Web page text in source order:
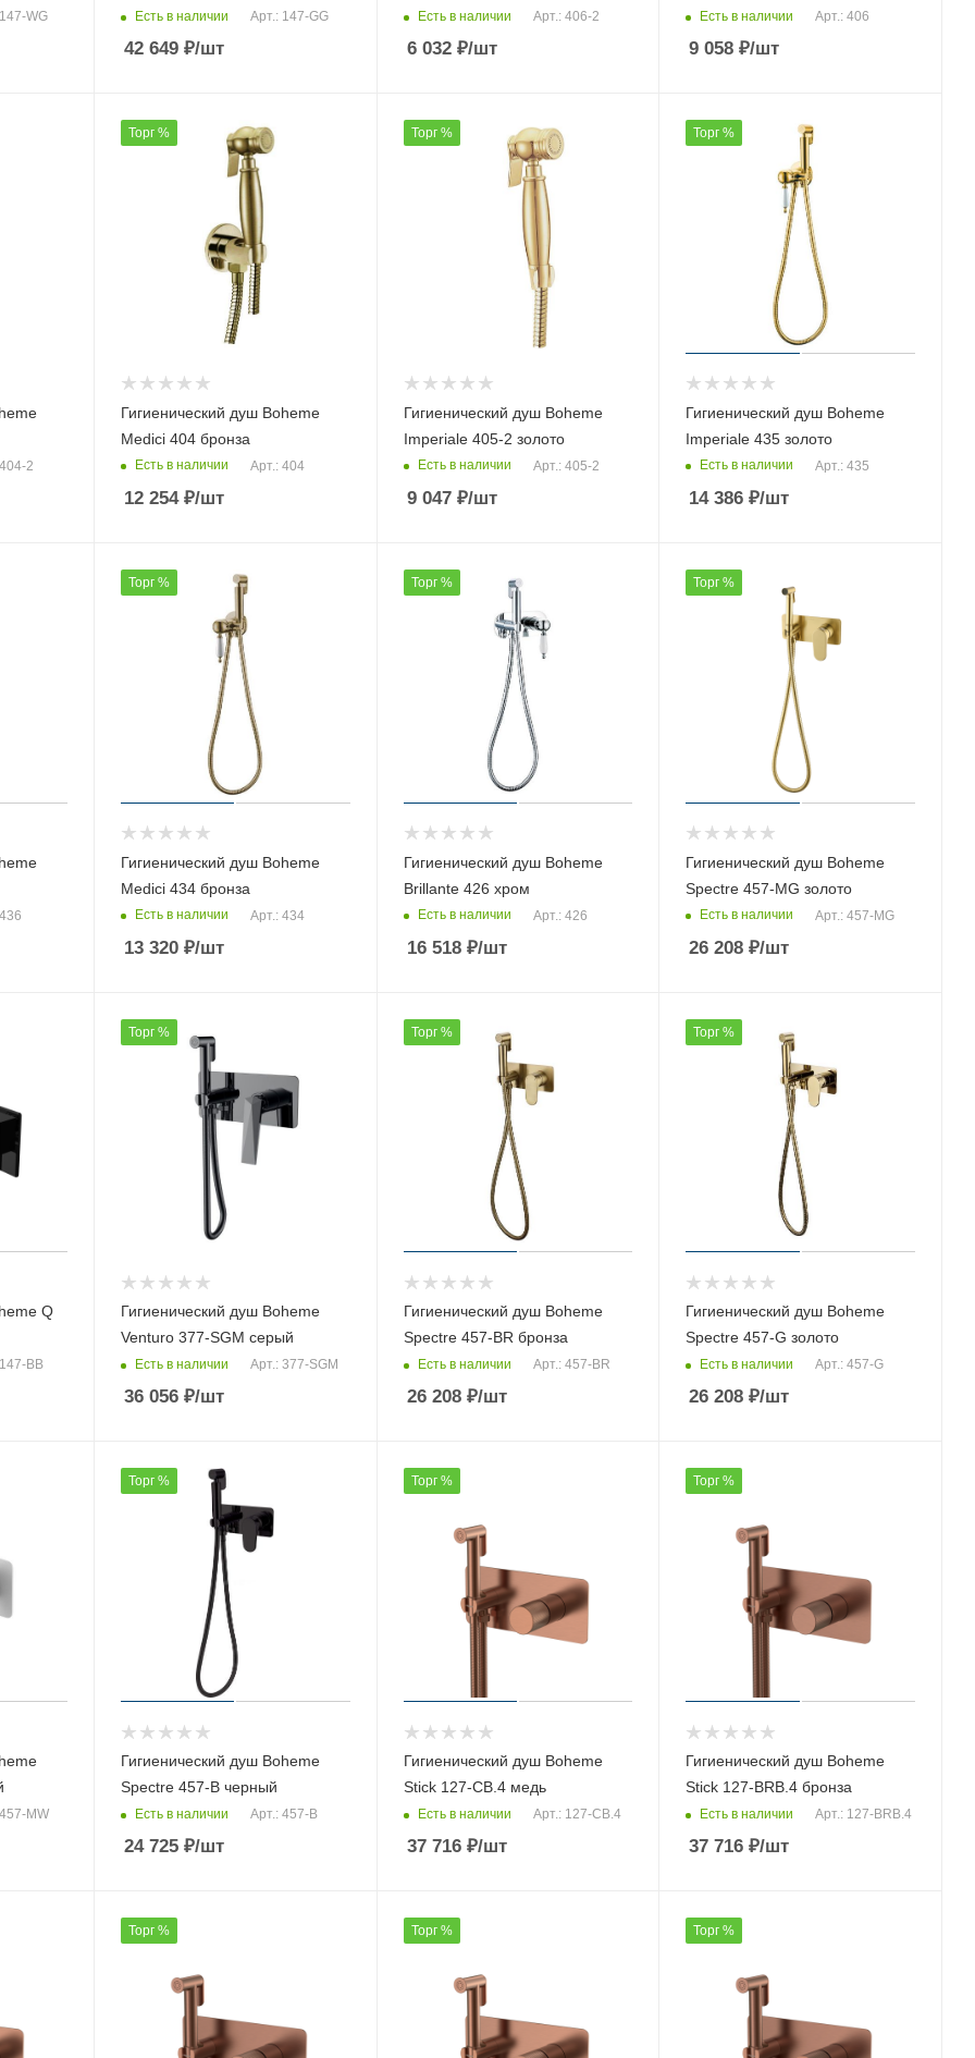
WG Есть в наличии Арт.: 147-GG
42 649₽/шт
Есть в наличии Арт.: 406-2
6 032₽/шт
Есть в наличии Арт.: 406
9 058 ₽/шт
2
Торг %
Гигиенический душ Boheme
Medici 404 бронза
Есть в наличии Арт.: 404
12 254₽/шт
Торг %
Гигиенический душ Boheme
Imperiale 405-2 золото
Есть в наличии Арт.: 405-2
9 047₽/шт
Торг %
Гигиенический душ Boheme
Imperiale 435 золото
Есть в наличии Арт.: 435
14 386 ₽/шт
Торг %
Гигиенический душ Boheme
Medici 434 бронза
Есть в наличии Арт.: 434
13 320₽/шт
Торг %
Гигиенический душ Boheme
Brillante 426 хром
Есть в наличии Арт.: 426
16 518₽/шт
Торг %
Гигиенический душ Boheme
Spectre 457-MG золото
Есть в наличии Арт.: 457-MG
26 208 ₽/шт
Q
BВ
Торг %
Гигиенический душ Boheme
Venturo 377-SGM серый
Есть в наличии Арт.: 377-SGM
36 056₽/шт
Торг %
Гигиенический душ Boheme
Spectre 457-BR бронза
Есть в наличии Арт.: 457-BR
26 208₽/шт
Торг %
Гигиенический душ Boheme
Spectre 457-G золото
Есть в наличии Арт.: 457-G
26 208 ₽/шт
MW
Торг %
Гигиенический душ Boheme
Spectre 457-B черный
Есть в наличии Арт.: 457-B
24 725₽/шт
Торг %
Гигиенический душ Boheme
Stick 127-CB.4 медь
Есть в наличии Арт.: 127-CB.4
37 716₽/шт
Торг %
Гигиенический душ Boheme
Stick 127-BRB.4 бронза
Есть в наличии Арт.: 127-BRB.4
37 716 ₽/шт
Торг % Торг % Торг %